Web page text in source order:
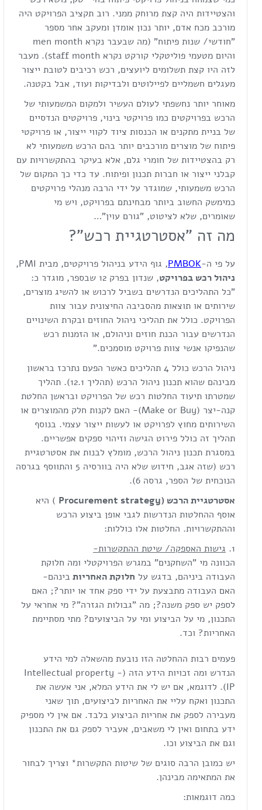
והצטיידות היה קצת מרוחק ממני. רוב תקציב הפרויקט היה
מורכב מכח אדם, יותר נכון אומדן ומעקב אחר מספר
"חודשי/ שנות פיתוח" (מה שבעבר נקרא men month
והיום מטעמי פוליטקלי קורקט נקרא staff month). מעבר
לזה היו קצת תשלומים ליועצים, רכש רכיבים לטובת ייצור
מעגלים חשמליים לפיילוטים ולבדיקות ועוד, אבל בקטנה.
מאוחר יותר נחשפתי לעולם העשיר ולמקום המשמעותי של
הרכש בפרויקטים כמו פרויקטי בינוי, פרויקטים הנדסיים
של בניית מתקנים או הכנסות ציוד לקווי ייצור, או פרויקטי
פיתוח של מוצרים מורכבים יותר בהם הרכש משמעותי לא
רק בהצטיידות של חומרי גלם, אלא בעיקר בהתקשרויות עם
קבלני ייצור או חברות תכנון ופיתוח. עד כדי כך המקום של
הרכש משמעותי, שמוגדר על ידי הרבה מנהלי פרויקטים
כמימשק החשוב ביותר מבחינתם בפרויקט, ויש מי
שאומרים, שלא לציטוט, "גורם עוין"…
מה זה "אסטרטגיית רכש"?
על פי ה-PMBOK, גוף הידע בניהול פרויקטים, מבית PMI,
ניהול רכש בפרויקט
, שנדון בפרק 12 שבספר, מוגדר כ:
"כל התהליכים הנדרשים בשביל לרכוש או להשיג מוצרים,
שירותים או תוצאות מהסביבה החיצונית עבור צוות
הפרויקט. כולל את תהליכי ניהול החוזים ובקרת השינויים
הנדרשים עבור הכנת חוזים וניהולם, או הזמנות רכש
שהנפיקו אנשי צוות פרויקט מוסמכים."
ניהול הרכש כולל 4 תהליכים כאשר הפעם נתרכז בראשון
מבינהם שהוא תכנון ניהול הרכש (תהליך 12.1). תהליך
שמטרתו תיעוד החלטות רכש של הפרויקט ובראשן החלטת
קנה-יצר (Make or Buy)- האם לקנות חלק מהמוצרים או
השירותים מחוץ לפרויקט או לעשות ייצור עצמי. בנוסף
תהליך זה כולל פירוט הגישה וזיהוי ספקים אפשריים.
במסגרת תכנון ניהול הרכש, מומלץ לבנות את אסטרטגיית
רכש (שזה אגב, חידוש שלא היה בוורסיה 5 והתווסף בגרסה
הנוכחית של הספר, גרסה 6).
אסטרטגיית הרכש (Procurement strategy ) היא
אוסף ההחלטות הנדרשות לגבי אופן ביצוע הרכש
וההתקשרויות. החלטות אלו כוללות:
גישות האספקה/ שיטת ההתקשרות-
הכוונה מי "השחקנים" במגרש הפרויקטלי ומה חלוקת
העבודה ביניהם, בדגש על חלוקת האחריותבינהם-
האם העבודה מתבצעת על ידי ספק אחד או יותר?; האם
לספק יש ספק משנה?; מה "גבולות הגזרה"? מי אחראי על
התכנון, מי על הביצוע ומי על הביצועים? מתי מסתיימת
האחריות? וכד.
פעמים רבות ההחלטה הזו נובעת מהשאלה למי הידע
הנדרש ומה זכויות הידע הזה (Intellectual property -
IP). לדוגמא, אם יש לי את הידע המלא, אני אעשה את
התכנון ואקח עליי את האחריות לביצועים, תוך שאני
מעבירה לספק את אחריות הביצוע בלבד. אם אין לי מספיק
ידע בתחום ואין לי משאבים, אעביר לספק גם את התכנון
וגם את הביצוע וכו.
יש כמובן הרבה סוגים של שיטות התקשרות* וצריך לבחור
את המתאימה מבינהן.
כמה דוגמאות: